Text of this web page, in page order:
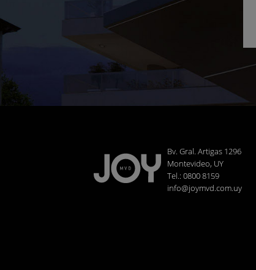
Bv. Gral. Artigas 1296
Montevideo, UY
Tel.: 0800 8159
info@joymvd.com.uy